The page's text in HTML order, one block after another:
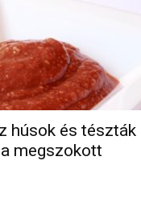
húsok és tészták
megszokott